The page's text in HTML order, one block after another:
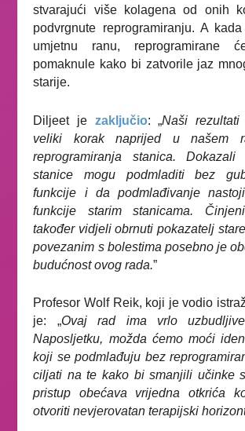
stvarajući više kolagena od onih
podvrgnute reprogramiranju. A
umjetnu ranu, reprogramirane
pomaknule kako bi zatvorile jaz
starije.
Diljeet je zaključio: „Naši rezultati
veliki korak naprijed u našem
reprogramiranja stanica.
stanice mogu podmladiti bez
funkcije i da podmlađivanje
funkcije starim stanicama.
također vidjeli obrnuti pokazatelj
povezanim s bolestima posebno je
budućnost ovog rada.”
Profesor Wolf Reik, koji je vodio
je: „Ovaj rad ima vrlo
Naposljetku, možda ćemo moći
koji se podmlađuju bez
ciljati na te kako bi smanjili učinke
pristup obećava vrijedna otkrića
otvoriti nevjerovatan terapijski